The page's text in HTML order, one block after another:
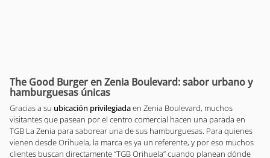
The Good Burger en Zenia Boulevard: sabor urbano y
hamburguesas únicas
Gracias a su ubicación privilegiadaen Zenia Boulevard, muchos
visitantes que pasean por el centro comercial hacen una parada en
TGB La Zenia para saborear una de sus hamburguesas. Para quienes
vienen desde Orihuela, la marca es ya un referente, y por eso muchos
clientes buscan directamente “TGB Orihuela” cuando planean dónde